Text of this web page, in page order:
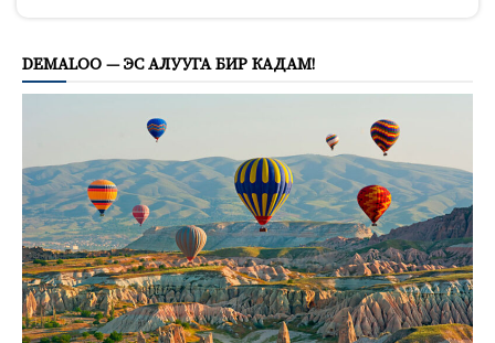
DEMALOO — ЭС АЛУУГА БИР КАДАМ!